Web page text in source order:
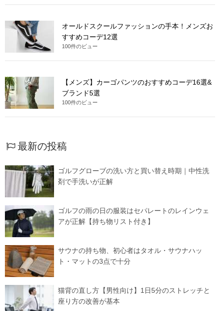
オールドスクールファッションの手本！メンズお
すすめコーデ12選
100件のビュー
【メンズ】カーゴパンツのおすすめコーデ16選&
ブランド5選
100件のビュー
最新の投稿
ゴルフグローブの洗い方と買い替え時期｜中性洗
剤で手洗いが正解
ゴルフの雨の日の服装はセパレートのレインウェ
アが正解【持ち物リスト付き】
サウナの持ち物、初心者はタオル・サウナハッ
ト・マットの3点で十分
猫背の直し方【男性向け】1日5分のストレッチと
座り方の改善が基本